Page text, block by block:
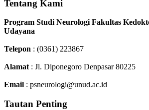
Tentang Kami
Program Studi Neurologi Fakultas
Udayana
Telepon : (0361) 223867
Alamat: Jl. Diponegoro Denpasar 80225
Email : psneurologi@unud.ac.id
Tautan Penting